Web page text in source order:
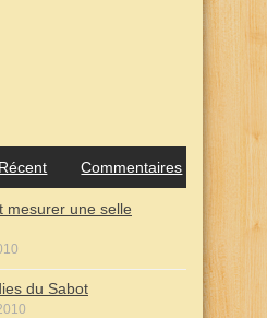
Récent Commentaires
mesurer une selle
du Sabot